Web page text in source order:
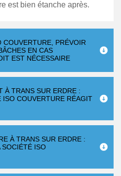
est bien étanche après.
COUVERTURE, PRÉVOIR
EN CAS
EST NÉCESSAIRE
À TRANS SUR ERDRE :
ISO COUVERTURE RÉAGIT
À TRANS SUR ERDRE :
SOCIÉTÉ ISO